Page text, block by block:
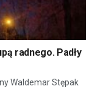
radnego. Padły
Waldemar Stępak